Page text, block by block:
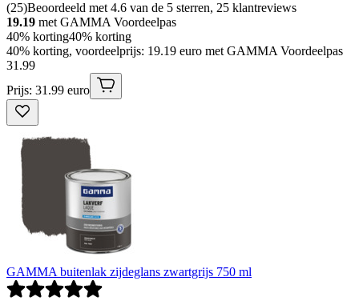
(25)Beoordeeld met 4.6 van de 5 sterren, 25 klantreviews
19.19 met GAMMA Voordeelpas
40% korting40% korting
40% korting, voordeelprijs: 19.19 euro met GAMMA Voordeelpas
31.99
Prijs: 31.99 euro
GAMMA buitenlak zijdeglans zwartgrijs 750 ml